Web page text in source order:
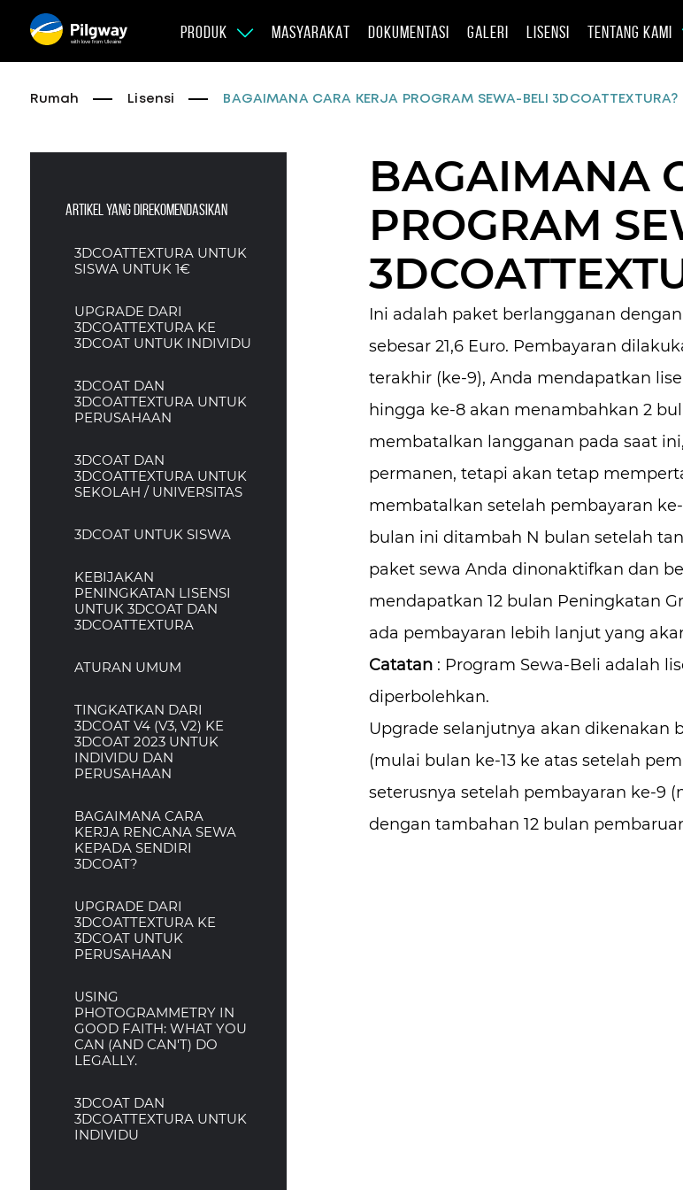
with love from Ukraine
PRODUK MASYARAKAT DOKUMENTASI GALERI LISENSI TENTANG KAMI
Rumah Lisensi BAGAIMANA CARA KERJA PROGRAM SEWA-BELI 3DCOATTEXTURA?
Artikel yang direkomendasikan
3DCOATTEXTURA UNTUK
SISWA UNTUK 1€
UPGRADE DARI
3DCOATTEXTURA KE
3DCOAT UNTUK INDIVIDU
3DCOAT DAN
3DCOATTEXTURA UNTUK
PERUSAHAAN
3DCOAT DAN
3DCOATTEXTURA UNTUK
SEKOLAH / UNIVERSITAS
3DCOAT UNTUK SISWA
KEBIJAKAN
PENINGKATAN LISENSI
UNTUK 3DCOAT DAN
3DCOATTEXTURA
ATURAN UMUM
TINGKATKAN DARI
3DCOAT V4 (V3, V2) KE
3DCOAT 2023 UNTUK
INDIVIDU DAN
PERUSAHAAN
BAGAIMANA CARA
KERJA RENCANA SEWA
KEPADA SENDIRI
3DCOAT?
UPGRADE DARI
3DCOATTEXTURA KE
3DCOAT UNTUK
PERUSAHAAN
USING
PHOTOGRAMMETRY IN
GOOD FAITH: WHAT YOU
CAN (AND CAN'T) DO
LEGALLY.
3DCOAT DAN
3DCOATTEXTURA UNTUK
INDIVIDU
BAGAIMANA
PROGRAM
Ini adalah paket berlangganan
sebesar 21,6 Euro. Pembayaran
terakhir (ke-9), Anda mendapatkan
hingga ke-8 akan menambahkan 2
membatalkan langganan pada saat
permanen, tetapi akan tetap
membatalkan setelah pembayaran
bulan ini ditambah N bulan setelah
paket sewa Anda dinonaktifkan dan
mendapatkan 12 bulan Peningkatan
ada pembayaran lebih lanjut yang
Catatan: Program Sewa-Beli adalah
diperbolehkan.
Upgrade selanjutnya akan dikenakan
(mulai bulan ke-13 ke atas setelah
seterusnya setelah pembayaran ke-9
dengan tambahan 12 bulan